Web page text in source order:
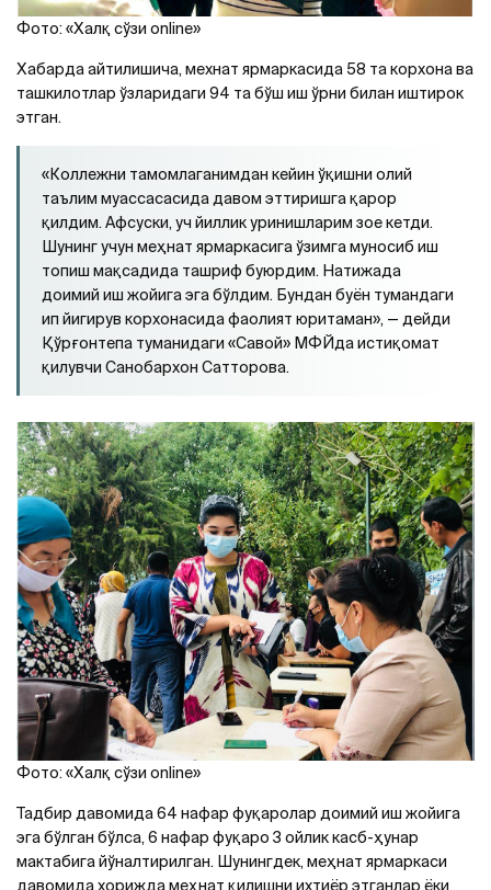
Фото: «Халқ сўзи online»
Хабарда айтилишича, мехнат ярмаркасида 58 та корхона ва
ташкилотлар ўзларидаги 94 та бўш иш ўрни билан иштирок
этган.
«Коллежни тамомлаганимдан кейин ўқишни олий
таълим муассасасида давом эттиришга қарор
қилдим. Афсуски, уч йиллик уринишларим зое кетди.
Шунинг учун меҳнат ярмаркасига ўзимга муносиб иш
топиш мақсадида ташриф буюрдим. Натижада
доимий иш жойига эга бўлдим. Бундан буён тумандаги
ип йигирув корхонасида фаолият юритаман», — дейди
Қўрғонтепа туманидаги «Савой» МФЙда истиқомат
қилувчи Санобархон Сатторова.
Фото: «Халқ сўзи online»
Тадбир давомида 64 нафар фуқаролар доимий иш жойига
эга бўлган бўлса, 6 нафар фуқаро 3 ойлик касб-ҳунар
мактабига йўналтирилган. Шунингдек, меҳнат ярмаркаси
давомида хорижда меҳнат қилишни ихтиёр этганлар ёки